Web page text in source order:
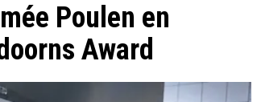
Poulen en
Award